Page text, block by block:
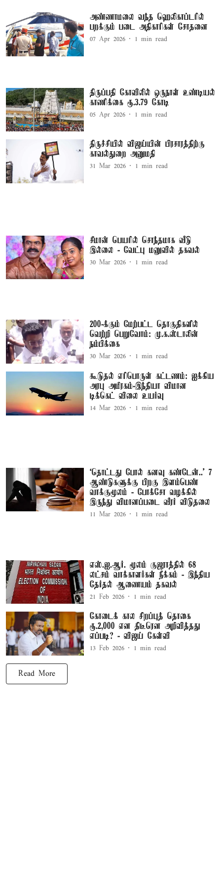
அண்ணாமலை வந்த ஹெலிகாப்டரில்
பறக்கும் படை அதிகாரிகள் சோதனை
07 Apr 2026 1 min read
திருப்பதி கோவிலில் ஒருநாள் உண்டியல்
காணிக்கை ரூ.3.79 கோடி
05 Apr 2026 1 min read
திருச்சியில் விஜய்யின் பிரசாரத்திற்கு
காவல்துறை அனுமதி
31 Mar 2026 1 min read
சீமான் பெயரில் சொந்தமாக வீடு
இல்லை - வேட்பு மனுவில் தகவல்
30 Mar 2026 1 min read
200-க்கும் மேற்பட்ட தொகுதிகளில்
வெற்றி பெறுவோம்: மு.க.ஸ்டாலின்
நம்பிக்கை
30 Mar 2026 1 min read
கூடுதல் எரிபொருள் கட்டணம்: ஐக்கிய
அரபு அமீரகம்-இந்தியா விமான
டிக்கெட் விலை உயர்வு
14 Mar 2026 1 min read
‘தொட்டது போல் கனவு கண்டேன்..’ 7
ஆண்டுகளுக்கு பிறகு இளம்பெண்
வாக்குமூலம் - போக்சோ வழக்கில்
இருந்து விமானப்படை வீரர் விடுதலை
11 Mar 2026 1 min read
எஸ்.ஐ.ஆர். மூலம் குஜராத்தில் 68
லட்சம் வாக்காளர்கள் நீக்கம் - இந்திய
தேர்தல் ஆணையம் தகவல்
21 Feb 2026 1 min read
கோடைக் கால சிறப்புத் தொகை
ரூ.2,000 என திடீரென அறிவித்தது
எப்படி? - விஜய் கேள்வி
13 Feb 2026 1 min read
Read More